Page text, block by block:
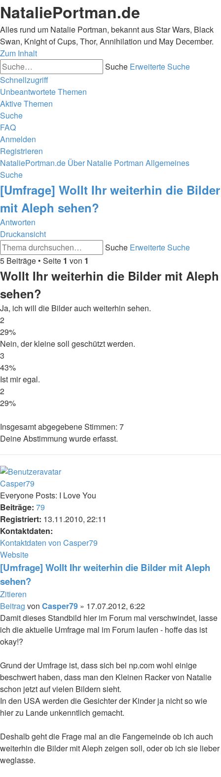
NataliePortman.de
Alles rund um Natalie Portman, bekannt aus Star Wars, Black
Swan, Knight of Cups, Thor, Annihilation und May December.
Zum Inhalt
Suche Erweiterte Suche
Schnellzugriff
Unbeantwortete Themen
Aktive Themen
Suche
FAQ
Anmelden
Registrieren
NataliePortman.de Über Natalie Portman Allgemeines
Suche
[Umfrage] Wollt Ihr weiterhin die Bilder
mit Aleph sehen?
Antworten
Druckansicht
Suche Erweiterte Suche
5 Beiträge • Seite 1 von 1
Wollt Ihr weiterhin die Bilder mit Aleph
sehen?
Ja, ich will die Bilder auch weiterhin sehen.
2
29%
Nein, der kleine soll geschützt werden.
3
43%
Ist mir egal.
2
29%
Insgesamt abgegebene Stimmen: 7
Deine Abstimmung wurde erfasst.
Casper79
Everyone Posts: I Love You
Beiträge: 79
Registriert: 13.11.2010, 22:11
Kontaktdaten:
Kontaktdaten von Casper79
Website
[Umfrage] Wollt Ihr weiterhin die Bilder mit Aleph
sehen?
Zitieren
Beitrag von Casper79 » 17.07.2012, 6:22
Damit dieses Standbild hier im Forum mal verschwindet, lasse
ich die aktuelle Umfrage mal im Forum laufen - hoffe das ist
okay!?
Grund der Umfrage ist, dass sich bei np.com wohl einige
beschwert haben, dass man den Kleinen Racker von Natalie
schon jetzt auf vielen Bildern sieht.
In den USA werden die Gesichter der Kinder ja nicht so wie
hier zu Lande unkenntlich gemacht.
Deshalb geht die Frage mal an die Fangemeinde ob ich auch
weiterhin die Bilder mit Aleph zeigen soll, oder ob ich sie lieber
weglasse.